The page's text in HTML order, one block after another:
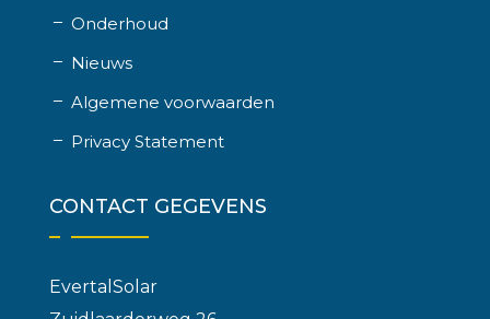
Onderhoud
Nieuws
Algemene voorwaarden
Privacy Statement
CONTACT GEGEVENS
EvertalSolar